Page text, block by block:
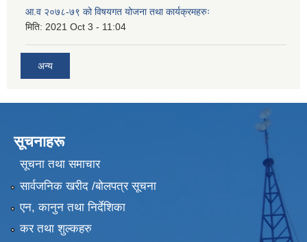
आ.व २०७८-७९ को विषयगत योजना तथा कार्यक्रमहरुः
मिति: 2021 Oct 3 - 11:04
अन्य
सूचनाहरू
सूचना तथा समाचार
सार्वजनिक खरीद /बोलपत्र सूचना
एन, कानुन तथा निर्देशिका
कर तथा शुल्कहरु